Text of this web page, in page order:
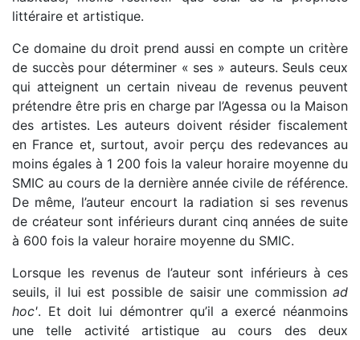
littéraire et artistique.
Ce domaine du droit prend aussi en compte un critère
de succès pour déterminer « ses » auteurs. Seuls ceux
qui atteignent un certain niveau de revenus peuvent
prétendre être pris en charge par l’Agessa ou la Maison
des artistes. Les auteurs doivent résider fiscalement
en France et, surtout, avoir perçu des redevances au
moins égales à 1 200 fois la valeur horaire moyenne du
SMIC au cours de la dernière année civile de référence.
De même, l’auteur encourt la radiation si ses revenus
de créateur sont inférieurs durant cinq années de suite
à 600 fois la valeur horaire moyenne du SMIC.
Lorsque les revenus de l’auteur sont inférieurs à ces
seuils, il lui est possible de saisir une commission ad
hoc'. Et doit lui démontrer qu’il a exercé néanmoins
une telle activité artistique au cours des deux